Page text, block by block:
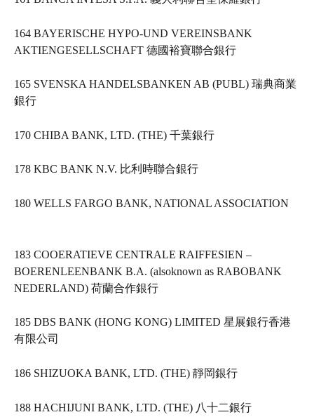
164 BAYERISCHE HYPO-UND VEREINSBANK
AKTIENGESELLSCHAFT 德國裕寶聯合銀行
165 SVENSKA HANDELSBANKEN AB (PUBL) 瑞典商業
銀行
170 CHIBA BANK, LTD. (THE) 千葉銀行
178 KBC BANK N.V. 比利時聯合銀行
180 WELLS FARGO BANK, NATIONAL ASSOCIATION
183 COOERATIEVE CENTRALE RAIFFESIEN –
BOERENLEENBANK B.A. (alsoknown as RABOBANK
NEDERLAND) 荷蘭合作銀行
185 DBS BANK (HONG KONG) LIMITED 星展銀行香港
有限公司
186 SHIZUOKA BANK, LTD. (THE) 靜岡銀行
188 HACHIJUNI BANK, LTD. (THE) 八十二銀行